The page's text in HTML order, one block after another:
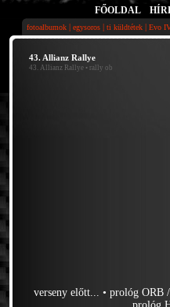
FŐOLDAL
fotoalbumok | egysoros | ti küldtétek | Evo
43. Allianz Rallye
43. Allianz Rallye • rally ob
verseny előtt... •prológ ORB